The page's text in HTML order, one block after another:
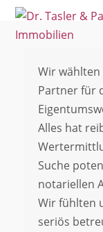
SkipOpen
mobile
menu
Close
mobile
menu
Wir wählten
Partner für
Alles hat
Suche
notariellen
Wir fühlten
seriös